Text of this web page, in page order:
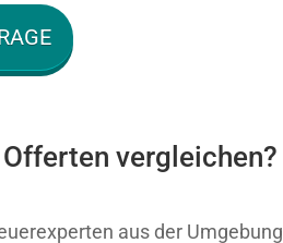
vergleichen?
aus der Umgebung